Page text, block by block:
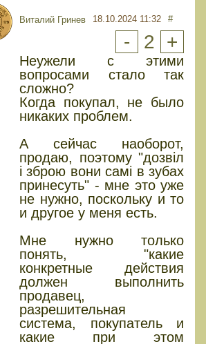
Виталий Гринев 18.10.2024 11:32 #
- 2 +
Неужели с этими
вопросами стало так
сложно?
Когда покупал, не было
никаких проблем.
А сейчас наоборот,
продаю, поэтому "дозвіл
і зброю вони самі в зубах
принесуть" - мне это уже
не нужно, поскольку и то
и другое у меня есть.
Мне нужно только
понять, "какие
конкретные действия
должен выполнить
продавец,
разрешительная
система, покупатель и
какие при этом